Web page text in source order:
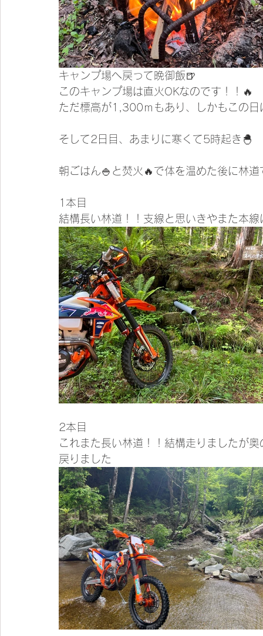
キャンプ場へ戻って晩御飯🍺
このキャンプ場は直火OKなのです！！🔥
ただ標高が1,300ｍもあり、しかもこの
そして2日目、あまりに寒くて5時起き🐣
朝ごはん🍚と焚火🔥で体を温めた後に林道
1本目
結構長い林道！！支線と思いきやまた本
2本目
これまた長い林道！！結構走りましたが
戻りました